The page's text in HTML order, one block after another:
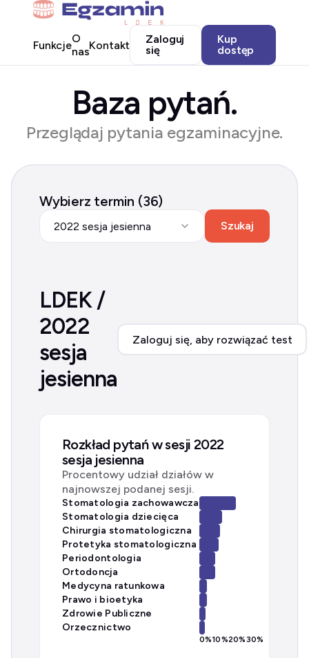
FunkcjeO
nasKontakt
Zaloguj
się
Kup
dostęp
Baza pytań.
Przeglądaj pytania egzaminacyjne.
Wybierz termin (36)
2022 sesja jesienna Szukaj
LDEK /
2022
sesja
jesienna
Zaloguj się, aby rozwiązać test
Rozkład pytań w sesji 2022
sesja jesienna
Procentowy udział działów w
najnowszej podanej sesji.
Stomatologia zachowawcza
Stomatologia dziecięca
Chirurgia stomatologiczna
Protetyka stomatologiczna
Periodontologia
Ortodoncja
Medycyna ratunkowa
Prawo i bioetyka
Zdrowie Publiczne
Orzecznictwo
0%10%20%30%